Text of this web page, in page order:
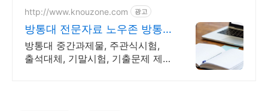
http://www.knouzone.com 광고
방통대 전문자료 노우존 방통
대 자료포털 NO.1
방통대 중간과제물, 주관식시험,
출석대체, 기말시험, 기출문제 제